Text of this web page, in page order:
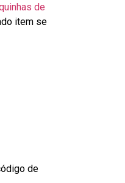
de
item se
de